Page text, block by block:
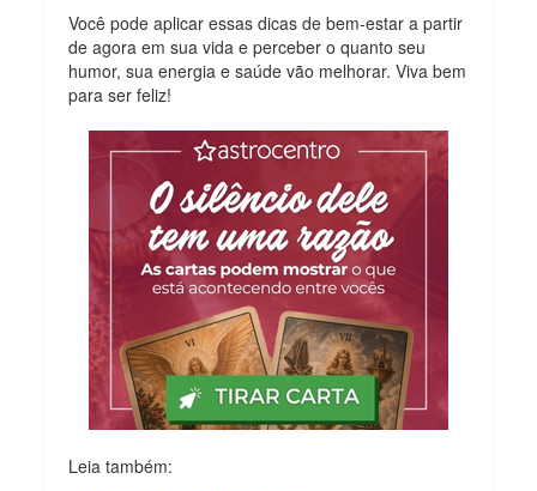
Você pode aplicar essas dicas de bem-estar a partir
de agora em sua vida e perceber o quanto seu
humor, sua energia e saúde vão melhorar. Viva bem
para ser feliz!
Leia também: